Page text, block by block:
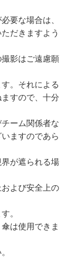
要な場合は、
だきますよう
影はご遠慮願
。それによる
すので、十分
ーム関係者な
ますのであら
が遮られる場
よび安全上の
。
は使用できま